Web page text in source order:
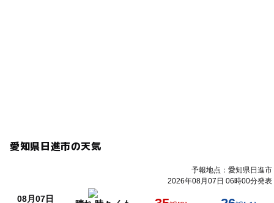
愛知県日進市の天気
予報地点：愛知県日進市
2026年08月07日 06時00分発表
08月07日